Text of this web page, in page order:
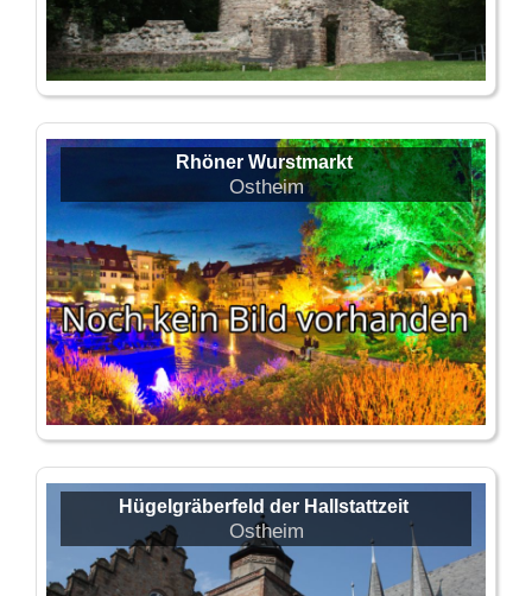
Rhöner Wurstmarkt
Ostheim
Hügelgräberfeld der Hallstattzeit
Ostheim